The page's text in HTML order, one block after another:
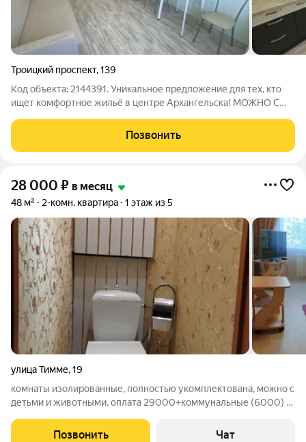
Троицкий проспект,139
Код объекта: 2144391. Уникальное предложение для тех, кто
ищет комфортное жильё в центре Архангельска! МОЖНО С
кирпичном доме на Троицком проспекте, 139. Квартира
расположена на 4 этаже 8-этажного
Позвонить
28 000 ₽ в месяц
48 м² 2-комн. квартира 1 этаж из 5
улица Тимме,19
комнаты изолированные, полностью укомплектована, можно с
детьми и животными, оплата 29000+коммунальные (6000) и
Позвонить Чат